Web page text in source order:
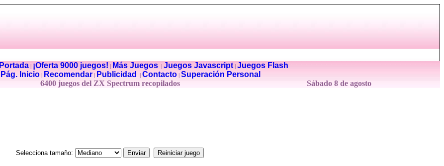
Portada| ¡Oferta 9000 juegos! Más Juegos| Juegos Javascript| Juegos Flash
Pág. Inicio Recomendar Publicidad Contacto Superación Personal
6400 juegos del ZX Spectrum recopilados Sábado 8 de agosto
Selecciona tamaño: